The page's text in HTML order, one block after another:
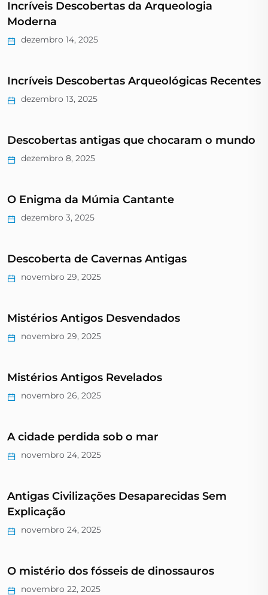
Incríveis Descobertas da Arqueologia
Moderna
dezembro 14, 2025
Incríveis Descobertas Arqueológicas Recentes
dezembro 13, 2025
Descobertas antigas que chocaram o mundo
dezembro 8, 2025
O Enigma da Múmia Cantante
dezembro 3, 2025
Descoberta de Cavernas Antigas
novembro 29, 2025
Mistérios Antigos Desvendados
novembro 29, 2025
Mistérios Antigos Revelados
novembro 26, 2025
A cidade perdida sob o mar
novembro 24, 2025
Antigas Civilizações Desaparecidas Sem
Explicação
novembro 24, 2025
O mistério dos fósseis de dinossauros
novembro 22, 2025